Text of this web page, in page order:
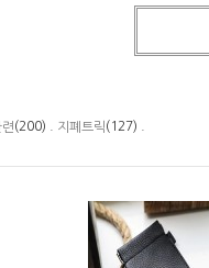
(200) . 지폐트릭(127) .